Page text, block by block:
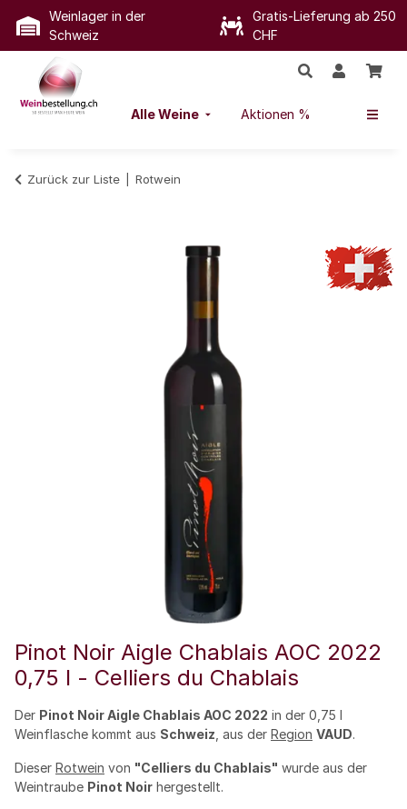
Weinlager in der
Schweiz
Gratis-Lieferung ab 250
CHF
Alle Weine Aktionen %
Zurück zur Liste Rotwein
Pinot Noir Aigle Chablais AOC 2022
0,75 l - Celliers du Chablais
Der Pinot Noir Aigle Chablais AOC 2022 in der 0,75 l
Weinflasche kommt aus Schweiz , aus der Region VAUD.
Dieser Rotwein von "Celliers du Chablais" wurde aus der
Weintraube Pinot Noir hergestellt.